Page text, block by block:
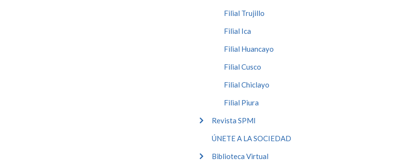
Filial Trujillo
Filial Ica
Filial Huancayo
Filial Cusco
Filial Chiclayo
Filial Piura
Revista SPMI
ÚNETE A LA SOCIEDAD
Biblioteca Virtual